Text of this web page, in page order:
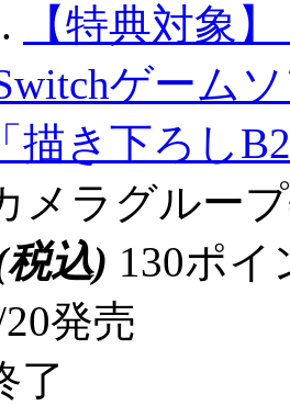
【特典対象
ゲーム
描き下ろし
メラグルー
税込) 130ポ
発売
了